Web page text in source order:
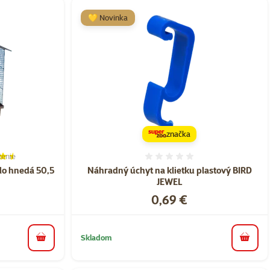
hnedá 50,5
90%, počet hodnotení: 2
do košíka
Náhradný úchyt na klietku plastový BIRD
JEWEL
Cena
0,69 €
💛 Novinka
značka
Skladom do